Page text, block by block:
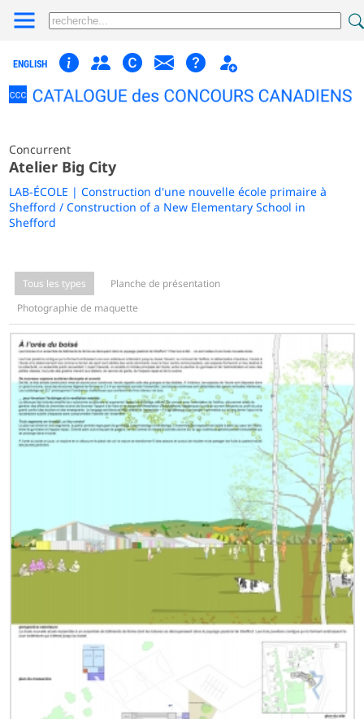
ENGLISH
Concurrent
Atelier Big City
LAB-ÉCOLE | Construction d'une nouvelle école primaire à
Shefford / Construction of a New Elementary School in
Shefford
Tous les types
Planche de présentation
Photographie de maquette